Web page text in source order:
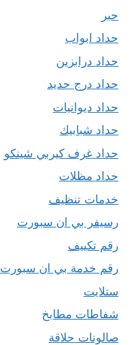
حبر
حداد ابواب
حداد درابزين
حداد درج حديد
حداد ديوانيات
حداد شبابيك
حداد غرف كيربي شينكو
حداد مظلات
خدمات تنظيف
رسيفر بي ان سبورت
رقم تكييف
رقم خدمة بي ان سبورت
ستلايت
شفاطات مطابخ
صالونات حلاقة